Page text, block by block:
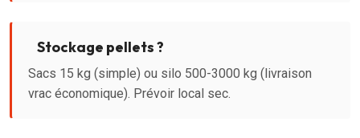
Stockage pellets ?
Sacs 15 kg (simple) ou silo 500-3000 kg (livraison
vrac économique). Prévoir local sec.